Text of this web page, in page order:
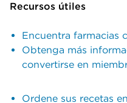
Recursos útiles
Encuentra farmacias
Obtenga más
convertirse en
Ordene sus recetas